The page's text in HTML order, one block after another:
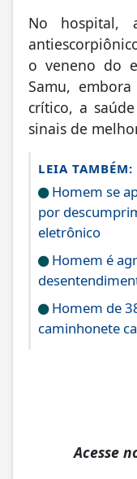
No hospital,
o veneno do
Samu,
crítico, a
sinais de
LEIA TAMBÉM:
Homem se
por
eletrônico
Homem é
Homem de
caminhonete
Acesse